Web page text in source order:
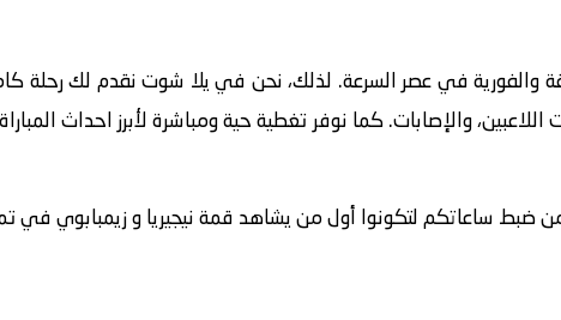
والفورية في عصر السرعة. لذلك، نحن في يلا شوت نقدم لك رحلة
والإصابات. كما نوفر تغطية حية ومباشرة لأبرز احداث
ضبط ساعاتكم لتكونوا أول من يشاهد قمة نيجيريا و زيمبابوي في تمام